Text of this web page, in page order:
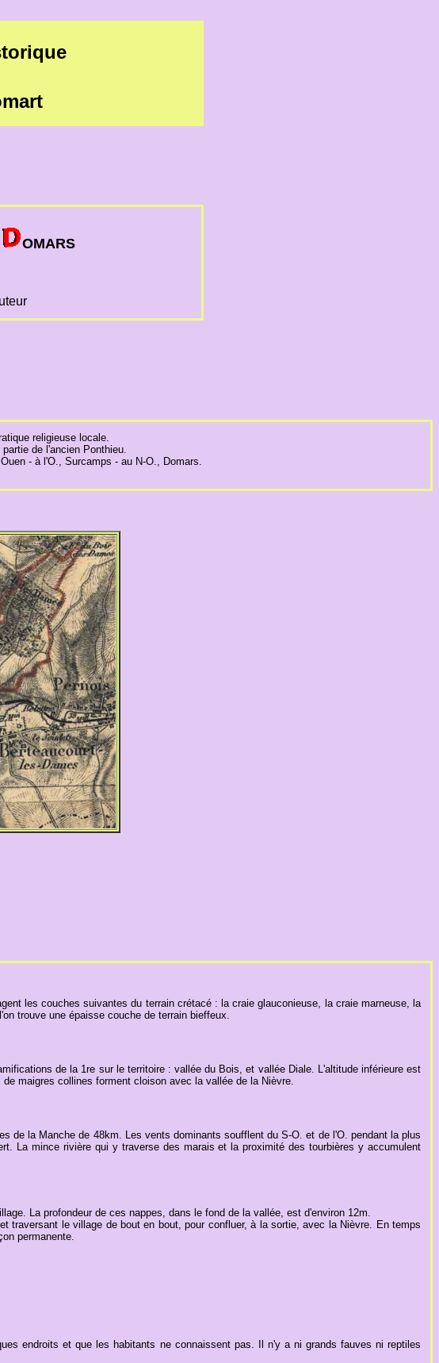
OMARS
religieuse locale.
de l'ancien Ponthieu.
- à l'O., Surcamps - au N-O., Domars.
les couches suivantes du terrain crétacé : la craie glauconieuse, la craie marneuse, la
trouve une épaisse couche de terrain bieffeux.
de la 1re sur le territoire : vallée du Bois, et vallée Diale. L'altitude inférieure est
maigres collines forment cloison avec la vallée de la Nièvre.
de la Manche de 48km. Les vents dominants soufflent du S-O. et de l'O. pendant la plus
La mince rivière qui y traverse des marais et la proximité des tourbières y accumulent
La profondeur de ces nappes, dans le fond de la vallée, est d'environ 12m.
traversant le village de bout en bout, pour confluer, à la sortie, avec la Nièvre. En temps
permanente.
endroits et que les habitants ne connaissent pas. Il n'y a ni grands fauves ni reptiles